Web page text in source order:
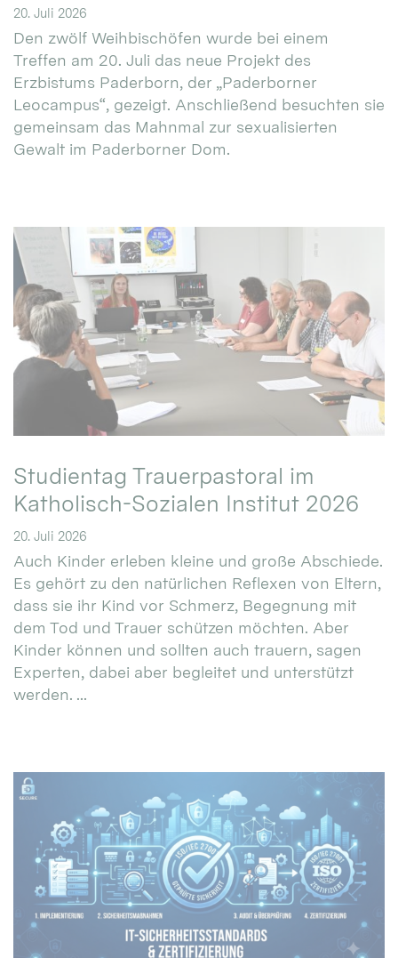
20. Juli 2026
Den zwölf Weihbischöfen wurde bei einem
Treffen am 20. Juli das neue Projekt des
Erzbistums Paderborn, der „Paderborner
Leocampus“, gezeigt. Anschließend besuchten sie
gemeinsam das Mahnmal zur sexualisierten
Gewalt im Paderborner Dom.
Studientag Trauerpastoral im
Katholisch-Sozialen Institut 2026
20. Juli 2026
Auch Kinder erleben kleine und große Abschiede.
Es gehört zu den natürlichen Reflexen von Eltern,
dass sie ihr Kind vor Schmerz, Begegnung mit
dem Tod und Trauer schützen möchten. Aber
Kinder können und sollten auch trauern, sagen
Experten, dabei aber begleitet und unterstützt
werden. ...